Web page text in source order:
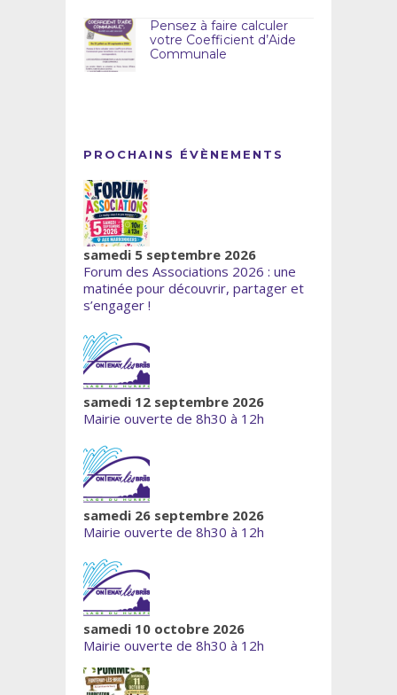
Pensez à faire calculer
votre Coefficient d’Aide
Communale
PROCHAINS ÉVÈNEMENTS
samedi 5 septembre 2026
Forum des Associations 2026 : une
matinée pour découvrir, partager et
s’engager !
samedi 12 septembre 2026
Mairie ouverte de 8h30 à 12h
samedi 26 septembre 2026
Mairie ouverte de 8h30 à 12h
samedi 10 octobre 2026
Mairie ouverte de 8h30 à 12h